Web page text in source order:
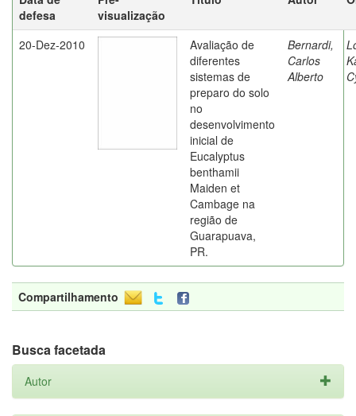
defesa
visualização
20-Dez-2010
Avaliação de
diferentes
sistemas de
preparo do solo
no
desenvolvimento
inicial de
Eucalyptus
benthamii
Maiden et
Cambage na
região de
Guarapuava,
PR.
Bernardi,
Carlos
Alberto
Compartilhamento
Busca facetada
Autor